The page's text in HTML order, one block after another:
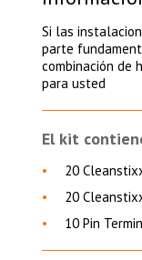
Si las
parte
combinación de
para usted
El kit
20
20
10 Pin